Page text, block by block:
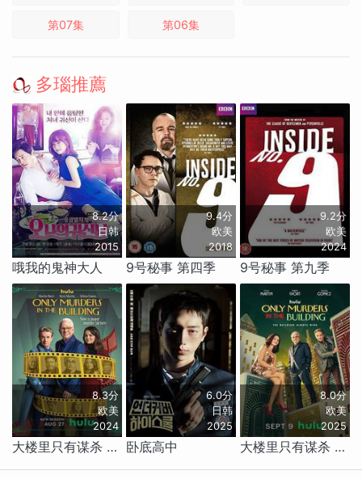
第07集 第06集
多瑙推薦
8.2分
日韩
2015
哦我的鬼神大人
9.4分
欧美
2018
9号秘事 第四季
9.2分
欧美
2024
9号秘事 第九季
8.3分
欧美
2024
大楼里只有谋杀 第四季
6.0分
日韩
2025
卧底高中
8.0分
欧美
2025
大楼里只有谋杀 第五季